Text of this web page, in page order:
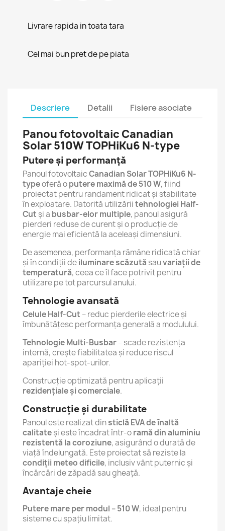
Livrare rapida in toata tara
Cel mai bun pret de pe piata
Descriere Detalii Fisiere asociate
Panou fotovoltaic Canadian
Solar 510W TOPHiKu6 N-type
Putere și performanță
Panoul fotovoltaicCanadian Solar TOPHiKu6 N-
typeoferă oputere maximă de 510 W, fiind
proiectat pentru randament ridicat și stabilitate
în exploatare. Datorită utilizăriitehnologiei Half-
Cut și a busbar-elor multiple, panoul asigură
pierderi reduse de curent și o producție de
energie mai eficientă la aceleași dimensiuni.
De asemenea, performanța rămâne ridicată chiar
și în condiții deiluminare scăzută sauvariații de
temperatură, ceea ce îl face potrivit pentru
utilizare pe tot parcursul anului.
Tehnologie avansată
Celule Half-Cut – reduc pierderile electrice și
îmbunătățesc performanța generală a modulului.
Tehnologie Multi-Busbar– scade rezistența
internă, crește fiabilitatea și reduce riscul
apariției hot-spot-urilor.
Construcție optimizată pentru aplicații
rezidențiale și comerciale.
Construcție și durabilitate
Panoul este realizat dinsticlă EVA de înaltă
calitateși este încadrat într-oramă din aluminiu
rezistentă la coroziune, asigurând o durată de
viață îndelungată. Este proiectat să reziste la
condiții meteo dificile, inclusiv vânt puternic și
încărcări de zăpadă sau gheață.
Avantaje cheie
Putere mare per modul – 510 W, ideal pentru
sisteme cu spațiu limitat.